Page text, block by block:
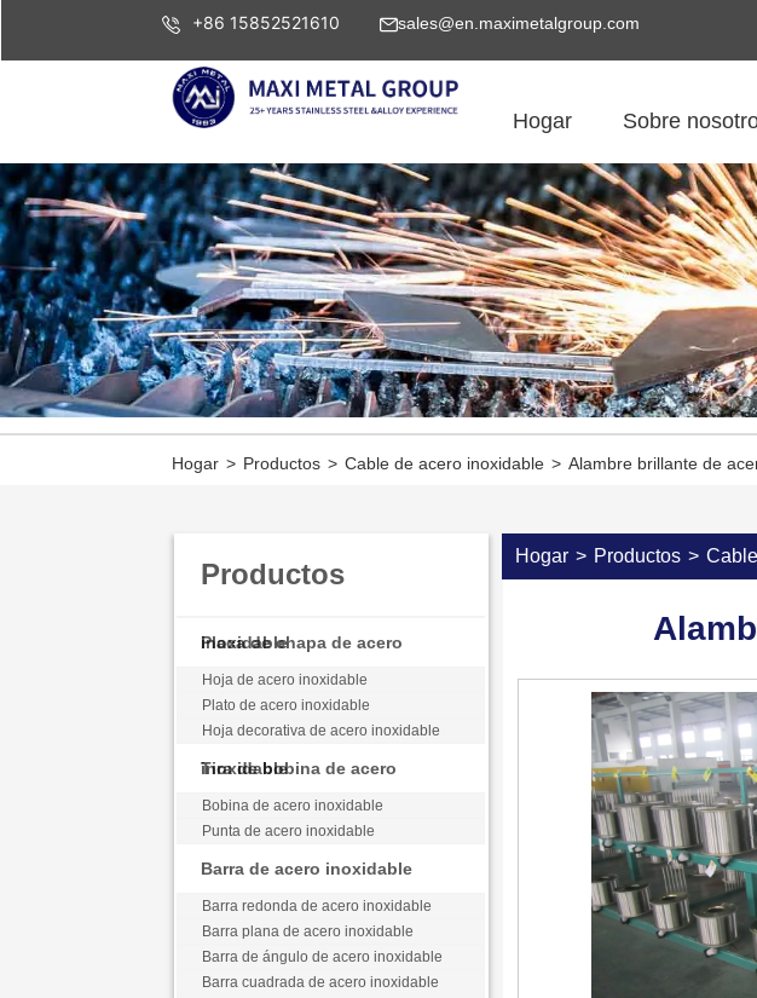
+86 15852521610 sales@en.maximetalgroup.com
Hogar Sobre
Hogar > Productos > Cable de acero inoxidable > Alambre brillante de
Productos
Placa de chapa de acero inoxidable
Hoja de acero inoxidable
Plato de acero inoxidable
Hoja decorativa de acero inoxidable
Tira de bobina de acero inoxidable
Bobina de acero inoxidable
Punta de acero inoxidable
Barra de acero inoxidable
Barra redonda de acero inoxidable
Barra plana de acero inoxidable
Barra de ángulo de acero inoxidable
Barra cuadrada de acero inoxidable
Hogar > Productos >